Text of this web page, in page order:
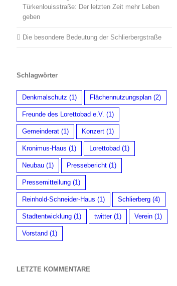
Türkenlouisstraße: Der letzten Zeit mehr Leben
geben
Die besondere Bedeutung der Schlierbergstraße
Schlagwörter
Denkmalschutz (1) Flächennutzungsplan (2)
Freunde des Lorettobad e.V. (1)
Gemeinderat (1) Konzert (1)
Kronimus-Haus (1) Lorettobad (1)
Neubau (1) Pressebericht (1)
Pressemitteilung (1)
Reinhold-Schneider-Haus (1) Schlierberg (4)
Stadtentwicklung (1) twitter(1) Verein (1)
Vorstand (1)
LETZTE KOMMENTARE